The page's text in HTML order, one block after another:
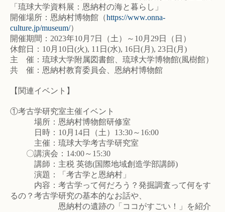
「琉球大学資料展：恩納村の海と暮らし」
開催場所：恩納村博物館（https://www.onna-
culture.jp/museum/）
開催期間：2023年10月7日（土）～10月29日（日）
休館日：10月10日(火), 11日(水), 16日(月), 23日(月)
主 催：琉球大学附属図書館、琉球大学博物館(風樹館）
共 催：恩納村教育委員会、恩納村博物館
【関連イベント】
①考古学研究室主催イベント
場所：恩納村博物館研修室
日時：10月14日（土）13:30～16:00
主催：琉球大学考古学研究室
〇講演会：14:00～15:30
講師：主税 英徳(国際地域創造学部講師)
演題：「考古学と恩納村」
内容：考古学って何だろう？発掘調査って何をす
るの？考古学研究の基本的なお話や、
恩納村の遺跡の「ココがすごい！」を紹介